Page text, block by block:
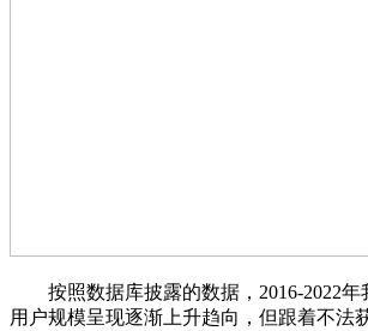
按照数据库披露的数据，2016-2022年
用户规模呈现逐渐上升趋向，但跟着不法